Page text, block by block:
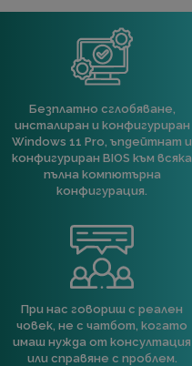
Безплатно сглобяване,
инсталиран и конфигуриран
Windows 11 Pro, ъпдейтнат и
конфигуриран BIOS към всяка
пълна компютърна
конфигурация.
При нас говориш с реален
човек, не с чатбот, когато
имаш нужда от консултация
или справяне с проблем.